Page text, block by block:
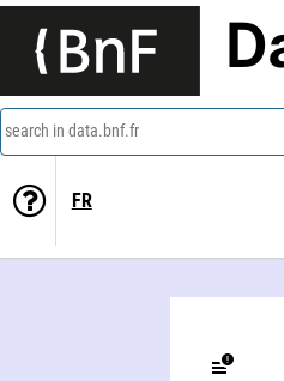
search in data.bnf.fr
FR